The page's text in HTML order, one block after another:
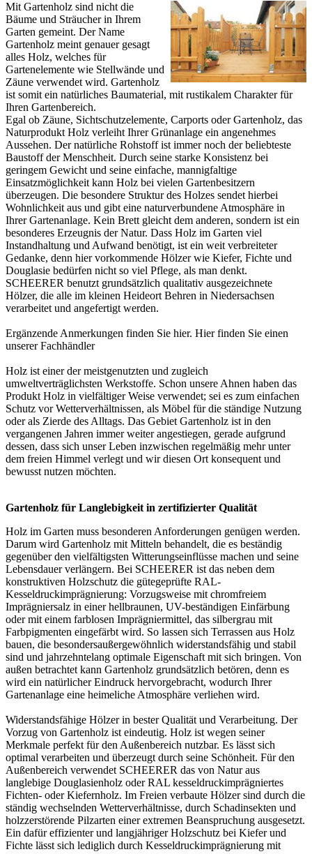
Mit Gartenholz sind nicht die
Bäume und Sträucher in Ihrem
Garten gemeint. Der Name
Gartenholz meint genauer gesagt
alles Holz, welches für
Gartenelemente wie Stellwände und
Zäune verwendet wird. Gartenholz
ist somit ein natürliches Baumaterial, mit rustikalem Charakter für
Ihren Gartenbereich.
Egal ob Zäune, Sichtschutzelemente, Carports oder Gartenholz, das
Naturprodukt Holz verleiht Ihrer Grünanlage ein angenehmes
Aussehen. Der natürliche Rohstoff ist immer noch der beliebteste
Baustoff der Menschheit. Durch seine starke Konsistenz bei
geringem Gewicht und seine einfache, mannigfaltige
Einsatzmöglichkeit kann Holz bei vielen Gartenbesitzern
überzeugen. Die besondere Struktur des Holzes sendet hierbei
Wohnlichkeit aus und gibt eine naturverbundene Atmosphäre in
Ihrer Gartenanlage. Kein Brett gleicht dem anderen, sondern ist ein
besonderes Erzeugnis der Natur. Dass Holz im Garten viel
Instandhaltung und Aufwand benötigt, ist ein weit verbreiteter
Gedanke, denn hier vorkommende Hölzer wie Kiefer, Fichte und
Douglasie bedürfen nicht so viel Pflege, als man denkt.
SCHEERER benutzt grundsätzlich qualitativ ausgezeichnete
Hölzer, die alle im kleinen Heideort Behren in Niedersachsen
verarbeitet und angefertigt werden.
Ergänzende Anmerkungen finden Sie hier. Hier finden Sie einen
unsererFachhändler
Holz ist einer der meistgenutzten und zugleich
umweltverträglichsten Werkstoffe. Schon unsere Ahnen haben das
Produkt Holz in vielfältiger Weise verwendet; sei es zum einfachen
Schutz vor Wetterverhältnissen, als Möbel für die ständige Nutzung
oder als Zierde des Alltags. Das Gebiet Gartenholz ist in den
vergangenen Jahren immer weiter angestiegen, gerade aufgrund
dessen, dass sich unser Leben inzwischen regelmäßig mehr unter
dem freien Himmel verlegt und wir diesen Ort konsequent und
bewusst nutzen möchten.
Gartenholz für Langlebigkeit in zertifizierter Qualität
Holz im Garten muss besonderen Anforderungen genügen werden.
Darum wird Gartenholz mit Mitteln behandelt, die es beständig
gegenüber den vielfältigsten Witterungseinflüsse machen und seine
Lebensdauer verlängern. Bei SCHEERER ist das neben dem
konstruktiven Holzschutz die gütegeprüfte RAL-
Kesseldruckimprägnierung: Vorzugsweise mit chromfreiem
Imprägniersalz in einer hellbraunen, UV-beständigen Einfärbung
oder mit einem farblosen Imprägniermittel, das silbergrau mit
Farbpigmenten eingefärbt wird. So lassen sich Terrassen aus Holz
bauen, die besondersaußergewöhnlich widerstandsfähig und stabil
sind und jahrzehntelang optimale Eigenschaft mit sich bringen. Von
außen betrachtet kann Gartenholz grundsätzlich betören, denn es
wird ein natürlicher Eindruck hervorgebracht, wodurch Ihrer
Gartenanlage eine heimeliche Atmosphäre verliehen wird.
Widerstandsfähige Hölzer in bester Qualität und Verarbeitung. Der
Vorzug von Gartenholz ist eindeutig. Holz ist wegen seiner
Merkmale perfekt für den Außenbereich nutzbar. Es lässt sich
optimal verarbeiten und überzeugt durch seine Schönheit. Für den
Außenbereich verwendet SCHEERER das von Natur aus
langlebige Douglasienholz oder RAL kesseldruckimprägniertes
Fichten- oder Kiefernholz. Im Freien verbaute Hölzer sind durch die
ständig wechselnden Wetterverhältnisse, durch Schadinsekten und
holzzerstörende Pilzarten einer extremen Beanspruchung ausgesetzt.
Ein dafür effizienter und langjähriger Holzschutz bei Kiefer und
Fichte lässt sich lediglich durch Kesseldruckimprägnierung mit